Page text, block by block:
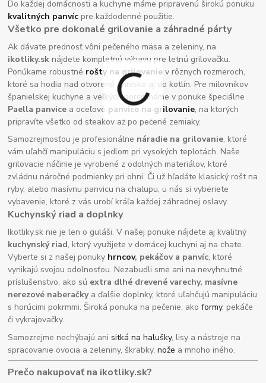
Do každej domácnosti a kuchyne máme pripravenú širokú ponuku
kvalitných panvíc pre každodenné použitie.
Všetko pre dokonalé grilovanie a záhradné párty
Ak dávate prednosť vôni pečeného mäsa a zeleniny, na
ikotliky.sk nájdete kompletnú výbavu pre letnú grilovačku.
Ponúkame robustné rošty na grilovanie v rôznych rozmeroch,
ktoré sa hodia nad otvorené ohnisko aj do kotlín. Pre milovníkov
španielskej kuchyne a veľkých porcií máme v ponuke špeciálne
Paella panvice a oceľové panvice na grilovanie, na ktorých
pripravíte všetko od steakov až po pečené zemiaky.
Samozrejmosťou je profesionálne náradie na grilovanie, ktoré
vám uľahčí manipuláciu s jedlom pri vysokých teplotách. Naše
grilovacie náčinie je vyrobené z odolných materiálov, ktoré
zvládnu náročné podmienky pri ohni. Či už hľadáte klasický rošt na
ryby, alebo masívnu panvicu na chalupu, u nás si vyberiete
vybavenie, ktoré z vás urobí kráľa každej záhradnej oslavy.
Kuchynský riad a doplnky
Ikotliky.sk nie je len o guláši. V našej ponuke nájdete aj kvalitný
kuchynský riad, ktorý využijete v domácej kuchyni aj na chate.
Vyberte si z našej ponuky hrncov, pekáčov a panvíc, ktoré
vynikajú svojou odolnosťou. Nezabudli sme ani na nevyhnutné
príslušenstvo, ako sú extra dlhé drevené varechy, masívne
nerezové naberačkya ďalšie doplnky, ktoré uľahčujú manipuláciu
s horúcimi pokrmmi. Široká ponuka na pečenie, akoformy, pekáče
či vykrajovačky.
Samozrejme nechýbajú anisitká na halušky, lisy a nástroje na
spracovanie ovocia a zeleniny, škrabky,nože a mnoho iného.
Prečo nakupovať na ikotliky.sk?